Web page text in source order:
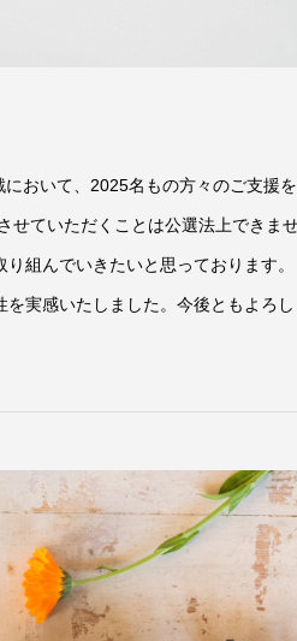
おいて、2025名もの方々のご支援
せていただくことは公選法上できま
組んでいきたいと思っております
実感いたしました。今後ともよろ